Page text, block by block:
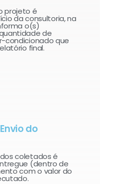
projeto é
da consultoria, na
o(s)
de
condicionado que
final.​
do
coletados é
(dentro de
com o valor do